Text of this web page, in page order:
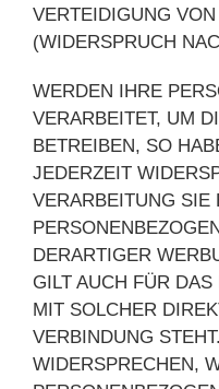
VERTEIDIGUNG
(WIDERSPRUCH
WERDEN IHRE
VERARBEITET, UM
BETREIBEN, SO
JEDERZEIT
VERARBEITUNG SIE
DERARTIGER
GILT AUCH FÜR
MIT SOLCHER
VERBINDUNG
WIDERSPRECHEN,